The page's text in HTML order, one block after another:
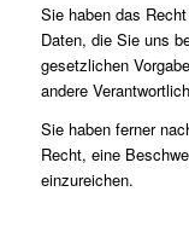
Sie haben das
Daten, die Sie uns
gesetzlichen
andere
Sie haben ferner
Recht, eine
einzureichen.